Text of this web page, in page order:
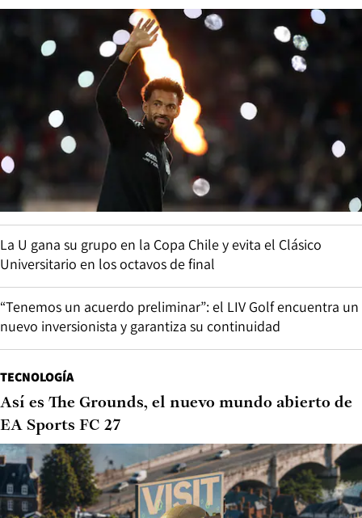
La U gana su grupo en la Copa Chile y evita el Clásico
Universitario en los octavos de final
“Tenemos un acuerdo preliminar”: el LIV Golf encuentra un
nuevo inversionista y garantiza su continuidad
TECNOLOGÍA
Así es The Grounds, el nuevo mundo abierto de
EA Sports FC 27